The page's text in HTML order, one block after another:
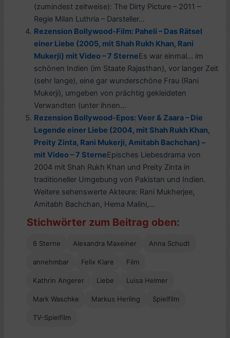
(zumindest zeitweise): The Dirty Picture – 2011 –
Regie Milan Luthria – Darsteller...
Rezension Bollywood-Film: Paheli – Das Rätsel
einer Liebe (2005, mit Shah Rukh Khan, Rani
Mukerji) mit Video – 7 SterneEs war einmal… im
schönen Indien (im Staate Rajasthan), vor langer Zeit
(sehr lange), eine gar wunderschöne Frau (Rani
Mukerji), umgeben von prächtig gekleideten
Verwandten (unter ihnen...
Rezension Bollywood-Epos: Veer & Zaara – Die
Legende einer Liebe (2004, mit Shah Rukh Khan,
Preity Zinta, Rani Mukerji, Amitabh Bachchan) –
mit Video – 7 SterneEpisches Liebesdrama von
2004 mit Shah Rukh Khan und Preity Zinta in
traditioneller Umgebung von Pakistan und Indien.
Weitere sehenswerte Akteure: Rani Mukherjee,
Amitabh Bachchan, Hema Malini,...
Stichwörter zum Beitrag oben:
6 Sterne Alexandra Maxeiner Anna Schudt
annehmbar Felix Klare Film
Kathrin Angerer Liebe Luisa Helmer
Mark Waschke Markus Herling Spielfilm
TV-Spielfilm